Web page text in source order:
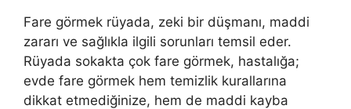
Fare görmek rüyada, zeki bir düşmanı, maddi
zararı ve sağlıkla ilgili sorunla­rı temsil eder.
Rüyada sokakta çok fare görmek, hastalığa;
evde fare görmek hem temizlik ku­rallarına
dikkat etmediğinize, hem de maddi kayba